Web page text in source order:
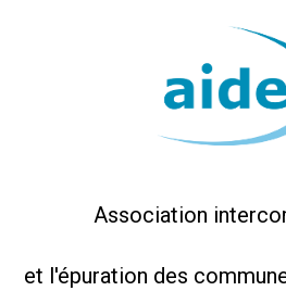
Association
et l'épuration des